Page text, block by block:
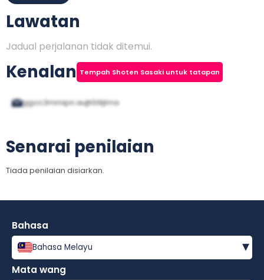
Lawatan
Jadual perjalanan tidak ditemui.
Kenalan Tempah Shoten Sasaki untuk tatapan
ggoc3mmipn.ie@0i9jlma
Senarai penilaian
Tiada penilaian disiarkan.
Bahasa
Bahasa Melayu ▾
Mata wang